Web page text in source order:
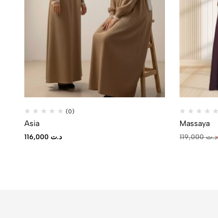
(0)
Asia
د.ت
Massaya
د.ت119,000